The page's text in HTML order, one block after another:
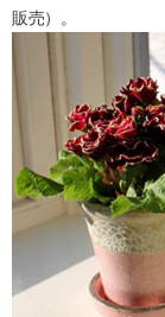
販売）。